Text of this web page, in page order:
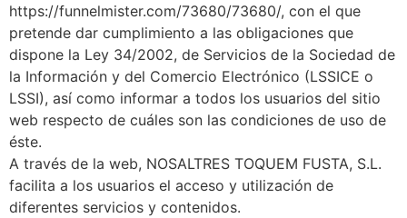
https://funnelmister.com/73680/73680/, con el que
pretende dar cumplimiento a las obligaciones que
dispone la Ley 34/2002, de Servicios de la Sociedad de
la Información y del Comercio Electrónico (LSSICE o
LSSI), así como informar a todos los usuarios del sitio
web respecto de cuáles son las condiciones de uso de
éste.
A través de la web, NOSALTRES TOQUEM FUSTA, S.L.
facilita a los usuarios el acceso y utilización de
diferentes servicios y contenidos.